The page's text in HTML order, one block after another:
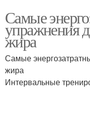
Самые
упражнения
жира
Самые
жира
Интервальные